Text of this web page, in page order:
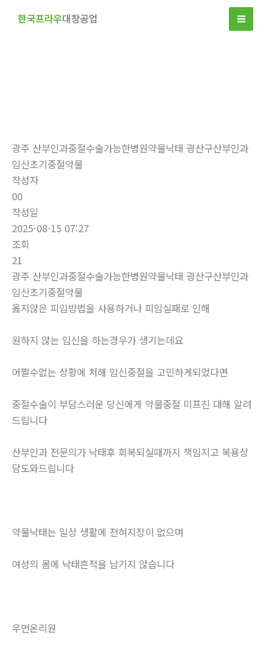
한국프라우대창공업
광주 산부인과중절수술가능한병원약물낙태 광산구산부인과
임신초기중절약물
작성자
00
작성일
2025-08-15 07:27
조회
21
광주 산부인과중절수술가능한병원약물낙태 광산구산부인과
임신초기중절약물
옳지않은 피임방법을 사용하거나 피임실패로 인해
원하지 않는 임신을 하는경우가 생기는데요
어쩔수없는 상황에 처해 임신중절을 고민하게되었다면
중절수술이 부담스러운 당신에게 약물중절 미프진 대해 알려
드립니다
산부인과 전문의가 낙태후 회복되실때까지 책임지고 복용상
담도와드립니다
약물낙태는 일상 생활에 전혀지장이 없으며
여성의 몸에 낙태흔적을 남기지 않습니다
우먼온리원